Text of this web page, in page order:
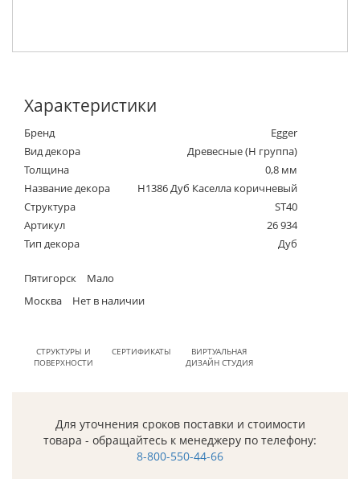
Характеристики
Бренд
Egger
Вид декора
Древесные (Н группа)
Толщина
0,8 мм
Название декора
H1386 Дуб Каселла коричневый
Структура
ST40
Артикул
26 934
Тип декора
Дуб
Пятигорск
Мало
Москва
Нет в наличии
СТРУКТУРЫ И
ПОВЕРХНОСТИ
СЕРТИФИКАТЫ
ВИРТУАЛЬНАЯ
ДИЗАЙН СТУДИЯ
Для уточнения сроков поставки и стоимости
товара - обращайтесь к менеджеру по телефону:
8-800-550-44-66